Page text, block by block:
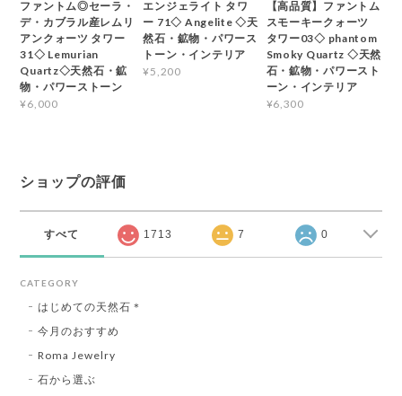
ファントム◎セーラ・
デ・カブラル産レムリ
アンクォーツ タワー
31◇ Lemurian
Quartz◇天然石・鉱
物・パワーストーン
¥6,000
エンジェライト タワ
ー 71◇ Angelite ◇天
然石・鉱物・パワース
トーン・インテリア
¥5,200
【高品質】ファントム
スモーキークォーツ
タワー03◇ phantom
Smoky Quartz ◇天然
石・鉱物・パワースト
ーン・インテリア
¥6,300
ショップの評価
すべて 1713 7 0
CATEGORY
はじめての天然石＊
今月のおすすめ
Roma Jewelry
石から選ぶ